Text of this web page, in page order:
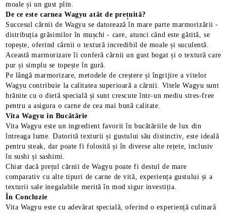
30%
moale și un gust plin.
De ce este carnea Wagyu atât de prețuită?
Succesul cărnii de Wagyu se datorează în mare parte marmorizării -
distribuția grăsimilor în mușchi - care, atunci când este gătită, se
topește, oferind cărnii o textură incredibil de moale și suculentă.
Această marmorizare îi conferă cărnii un gust bogat și o textură care
pur și simplu se topește în gură.
Pe lângă marmorizare, metodele de creștere și îngrijire a vitelor
Wagyu contribuie la calitatea superioară a cărnii. Vitele Wagyu sunt
hrănite cu o dietă specială și sunt crescute într-un mediu stres-free
pentru a asigura o carne de cea mai bună calitate.
Vita Wagyu în Bucătărie
Vita Wagyu este un ingredient favorit în bucătăriile de lux din
întreaga lume. Datorită texturii și gustului său distinctiv, este ideală
pentru steak, dar poate fi folosită și în diverse alte rețete, inclusiv
în sushi și sashimi.
Chiar dacă prețul cărnii de Wagyu poate fi destul de mare
comparativ cu alte tipuri de carne de vită, experiența gustului și a
texturii sale inegalabile merită în mod sigur investiția.
În Concluzie
Vita Wagyu este cu adevărat specială, oferind o experiență culinară